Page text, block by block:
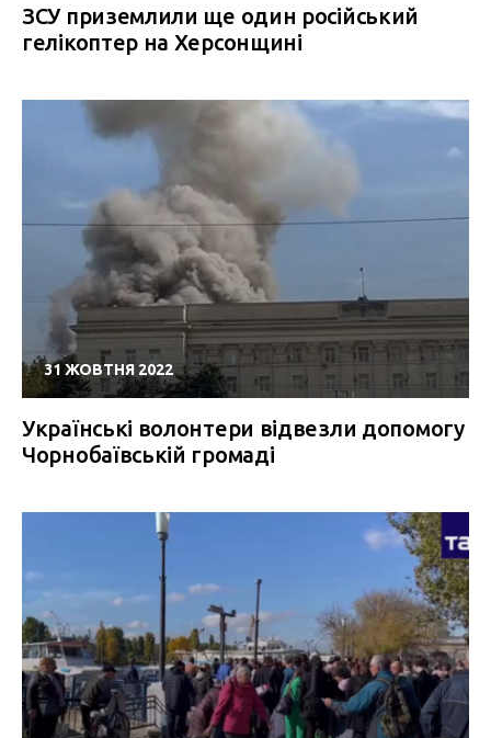
ЗСУ приземлили ще один російський
гелікоптер на Херсонщині
31 ЖОВТНЯ 2022
Українські волонтери відвезли допомогу
Чорнобаївській громаді